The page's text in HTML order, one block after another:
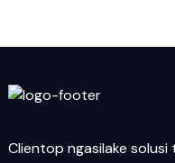
Clientop ngasilake solusi